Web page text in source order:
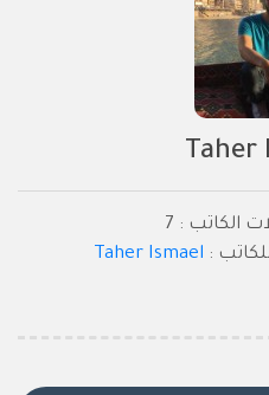
Taher
الكاتب : 7
:
Taher Ismael